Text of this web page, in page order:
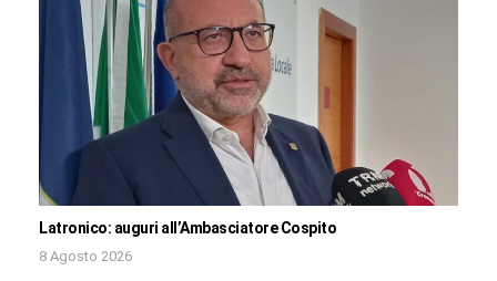
Latronico: auguri all’Ambasciatore Cospito
8 Agosto 2026